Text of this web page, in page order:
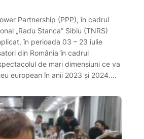
Partnership (PPP), în cadrul
„Radu Stanca” Sibiu (TNRS)
în perioada 03 – 23 iulie
din România în cadrul
de mari dimensiuni ce va
european în anii 2023 și 2024.…